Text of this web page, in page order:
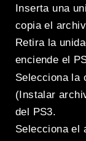
Inserta una
copia el
Retira la
enciende el
Selecciona la
(Instalar
del PS3.
Selecciona el